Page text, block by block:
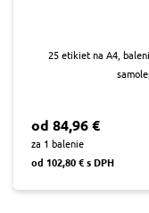
25 etikiet na A4,
od 84,96 €
za 1 balenie
od 102,80 € s DPH